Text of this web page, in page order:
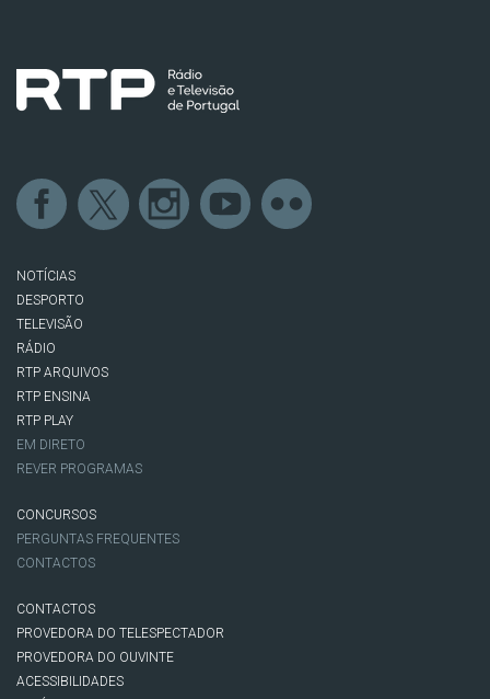
NOTÍCIAS
DESPORTO
TELEVISÃO
RÁDIO
RTP ARQUIVOS
RTP ENSINA
RTP PLAY
EM DIRETO
REVER PROGRAMAS
CONCURSOS
PERGUNTAS FREQUENTES
CONTACTOS
CONTACTOS
PROVEDORA DO TELESPECTADOR
PROVEDORA DO OUVINTE
ACESSIBILIDADES